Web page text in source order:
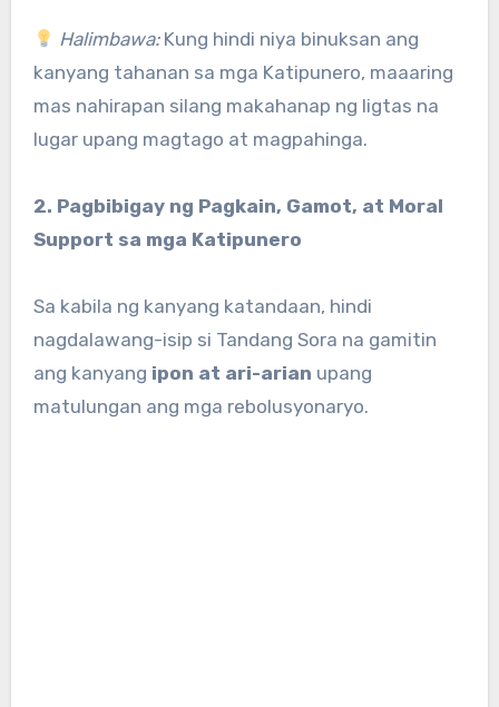
Halimbawa:Kung hindi niya binuksan ang
kanyang tahanan sa mga Katipunero, maaaring
mas nahirapan silang makahanap ng ligtas na
lugar upang magtago at magpahinga.
2. Pagbibigay ng Pagkain, Gamot, at Moral
Support sa mga Katipunero
Sa kabila ng kanyang katandaan, hindi
nagdalawang-isip si Tandang Sora na gamitin
ang kanyang ipon at ari-arian upang
matulungan ang mga rebolusyonaryo.